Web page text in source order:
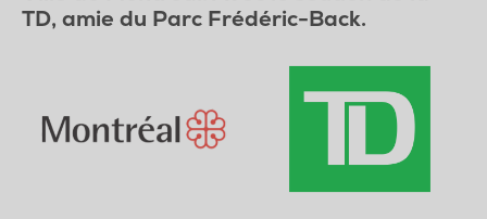
TD, amie du Parc Frédéric-Back.